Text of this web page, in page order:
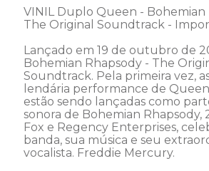
VINIL Duplo Queen - Bohemian
The Original Soundtrack -
Lançado em 19 de outubro de
Bohemian Rhapsody - The
Soundtrack. Pela primeira vez,
lendária performance de Queen
estão sendo lançadas como
sonora de Bohemian
Fox e Regency Enterprises,
banda, sua música e seu
vocalista. Freddie Mercury.